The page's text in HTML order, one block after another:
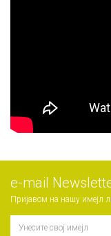
е-mail
Пријавом на нашу имејл